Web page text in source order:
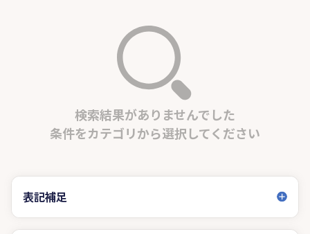
検索結果がありませんでした
条件をカテゴリから選択してください
表記補足